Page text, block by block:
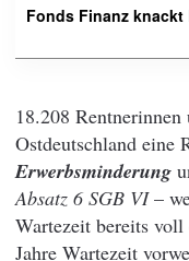
Fonds Finanz knackt
18.208
Ostdeutschland eine
Erwerbsminderung
Absatz 6 SGB VI–
Wartezeit bereits
Jahre Wartezeit